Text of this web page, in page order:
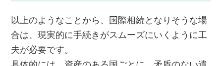
以上のようなことから、国際相続となりそうな場
合は、現実的に手続きがスムーズにいくように工
夫が必要です。